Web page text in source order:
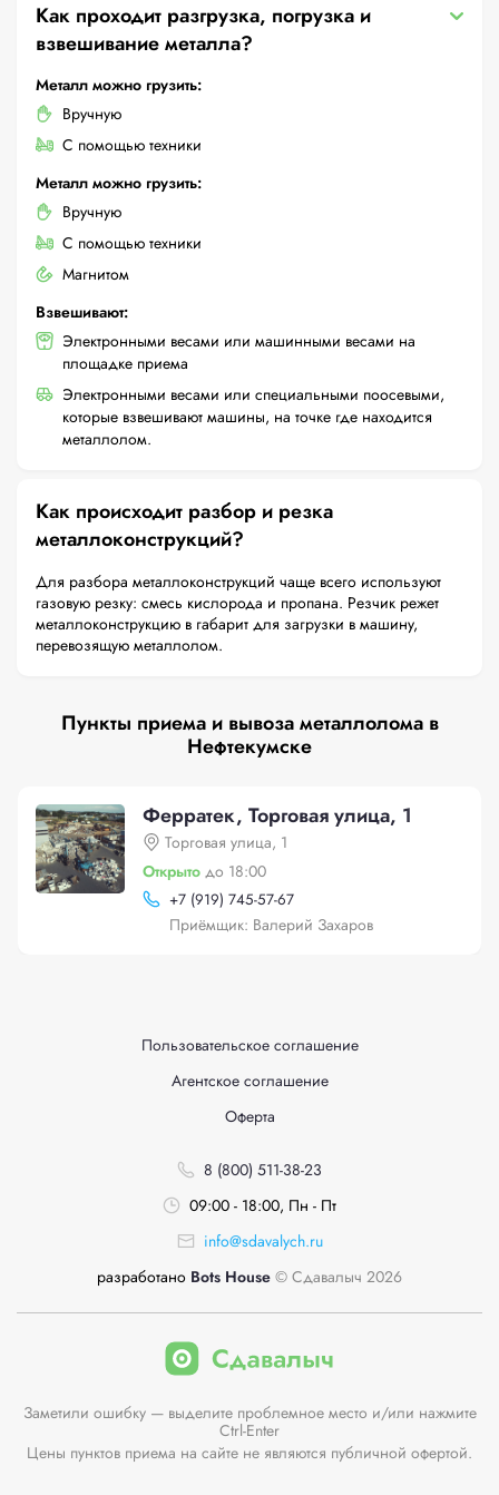
Как проходит разгрузка, погрузка и
взвешивание металла?
Металл можно грузить:
Вручную
С помощью техники
Металл можно грузить:
Вручную
С помощью техники
Магнитом
Взвешивают:
Электронными весами или машинными весами на
площадке приема
Электронными весами или специальными поосевыми,
которые взвешивают машины, на точке где находится
металлолом.
Как происходит разбор и резка
металлоконструкций?
Для разбора металлоконструкций чаще всего используют
газовую резку: смесь кислорода и пропана. Резчик режет
металлоконструкцию в габарит для загрузки в машину,
перевозящую металлолом.
Пункты приема и вывоза металлолома в
Нефтекумске
Ферратек, Торговая улица, 1
Торговая улица, 1
Открыто до 18:00
+7 (919) 745-57-67
Приёмщик: Валерий Захаров
Пользовательское соглашение
Агентское соглашение
Оферта
8 (800) 511-38-23
09:00 - 18:00, Пн - Пт
info@sdavalych.ru
разработано Bots House © Сдавалыч 2026
Заметили ошибку — выделите проблемное место и/или нажмите
Ctrl-Enter
Цены пунктов приема на сайте не являются публичной офертой.